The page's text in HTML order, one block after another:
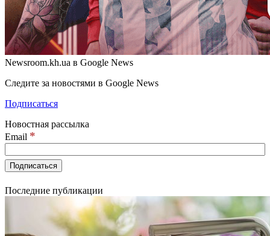
Newsroom.kh.ua в Google News
Следите за новостями в Google News
Подписаться
Новостная рассылка
Email *
Последние публикации